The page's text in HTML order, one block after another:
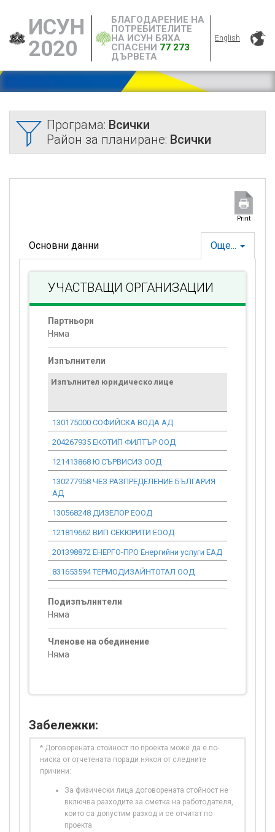
ИСУН
2020
БЛАГОДАРЕНИЕ НА
ПОТРЕБИТЕЛИТЕ
НА ИСУН БЯХА
СПАСЕНИ 77 273
ДЪРВЕТА
English
Програма: Всички
Район за планиране: Всички
Print
Още...
Основни данни
УЧАСТВАЩИ ОРГАНИЗАЦИИ
Партньори
Няма
Изпълнители
Изпълнител юридическо лице
130175000 СОФИЙСКА ВОДА АД
204267935 ЕКОТИП ФИЛТЪР ООД
121413868 Ю СЪРВИСИЗ ООД
130277958 ЧЕЗ РАЗПРЕДЕЛЕНИЕ БЪЛГАРИЯ
АД
130568248 ДИЗЕЛОР ЕООД
121819662 ВИП СЕКЮРИТИ ЕООД
201398872 ЕНЕРГО-ПРО Енергийни услуги ЕАД
831653594 ТЕРМОДИЗАЙНТОТАЛ ООД
Подизпълнители
Няма
Членове на обединение
Няма
Забележки:
* Договорената стойност по проекта може да е по-
ниска от отчетената поради някоя от следните
причини:
За физически лица договорената стойност не
включва разходите за сметка на работодателя,
които са допустим разход и се отчитат по
проекта